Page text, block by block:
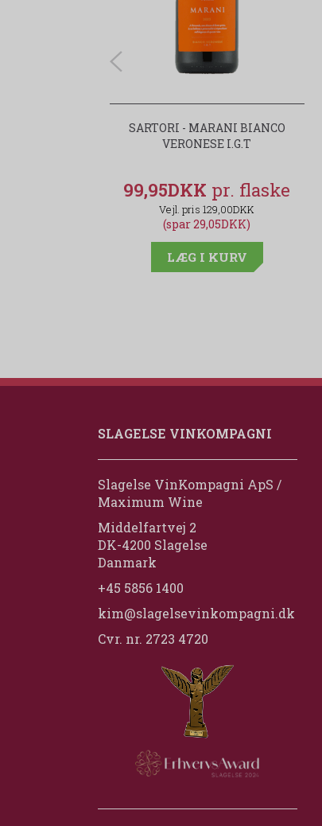
SARTORI - MARANI BIANCO
VERONESE I.G.T
99,95DKK
129,00DKK
(spar 29,05DKK)
LÆG I KURV
SLAGELSE VINKOMPAGNI
Slagelse VinKompagni ApS /
Maximum Wine
Middelfartvej 2
DK-4200 Slagelse
Danmark
+45 5856 1400
kim@slagelsevinkompagni.dk
Cvr. nr. 2723 4720